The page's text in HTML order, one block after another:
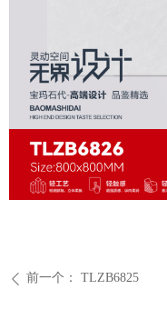
ꄴ 前一个： TLZB6825